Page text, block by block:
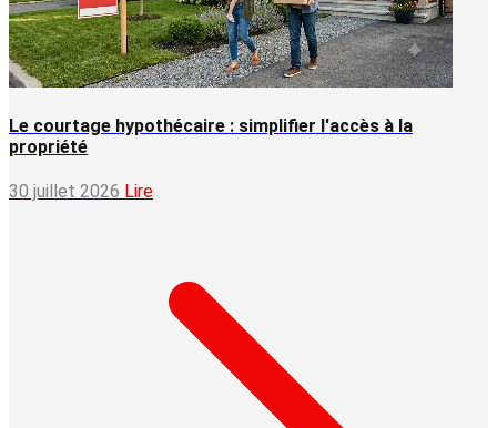
Le courtage hypothécaire : simplifier l'accès à la
propriété
30 juillet 2026 Lire